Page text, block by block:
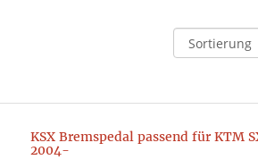
KSX Bremspedal passend für KTM
2004-